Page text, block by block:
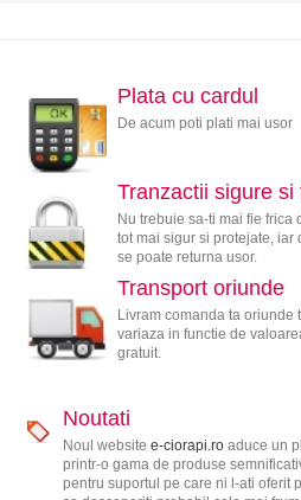
Plata cu cardul
De acum poti plati mai usor
Tranzactii sigure si
Nu trebuie sa-ti mai fie frica
tot mai sigur si protejate,
se poate returna usor.
Transport oriunde
Livram comanda ta oriunde
variaza in functie de
gratuit.
Noutati
Noul website e-ciorapi.roaduce un
printr-o gama de produse
pentru suportul pe care ni l-ati oferit